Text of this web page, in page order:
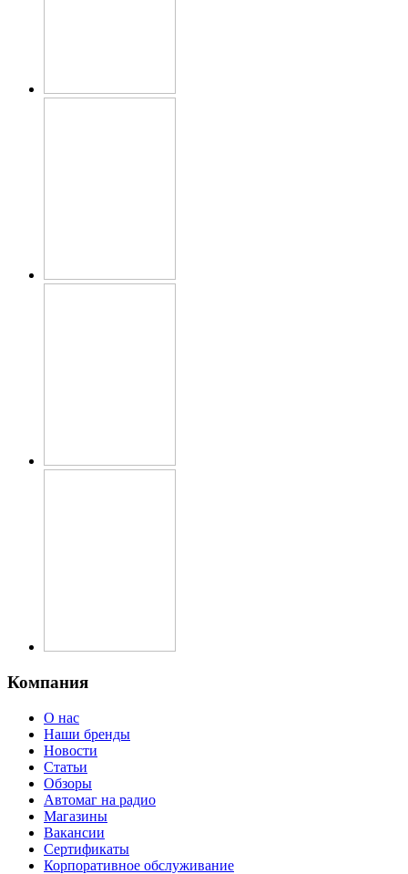
Компания
О нас
Наши бренды
Новости
Статьи
Обзоры
Автомаг на радио
Магазины
Вакансии
Сертификаты
Корпоративное обслуживание